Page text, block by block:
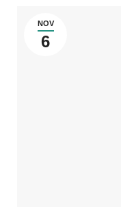
NOV
6